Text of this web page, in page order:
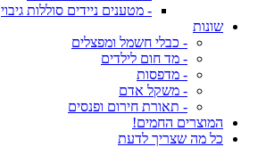
- מטענים ניידים סוללות גיבוי
שונות
- כבלי חשמל ומפצלים
- מד חום לילדים
- מדפסות
- משקל אדם
- תאורת חירום ופנסים
המוצרים החמים!
כל מה שצריך לדעת